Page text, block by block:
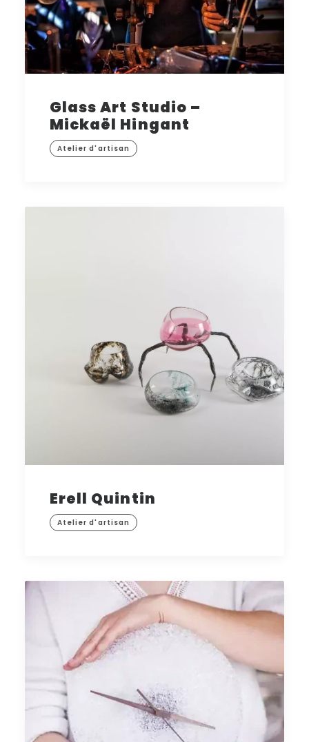
Glass Art Studio –
Mickaël Hingant
Atelier d'artisan
Erell Quintin
Atelier d'artisan